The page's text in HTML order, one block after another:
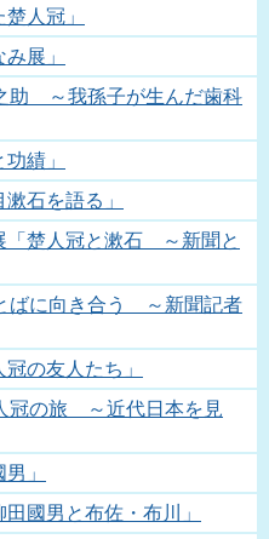
人冠」
展」
助 ～我孫子が生んだ歯科
績」
石を語る」
「楚人冠と漱石 ～新聞と
ばに向き合う ～新聞記者
の友人たち」
冠の旅 ～近代日本を見
」
國男と布佐・布川」